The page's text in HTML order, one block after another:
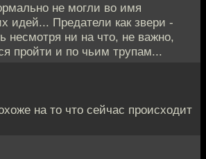
не могли во имя
идей... Предатели как звери -
несмотря ни на что, не важно,
пройти и по чьим трупам...
на то что сейчас происходит